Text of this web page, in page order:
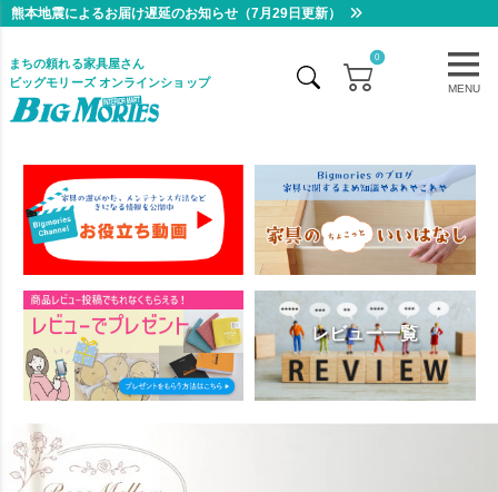
熊本地震によるお届け遅延のお知らせ（7月29日更新）
MENU
まちの頼れる家具屋さん
ビッグモリーズ オンラインショップ
0
レビュー一覧